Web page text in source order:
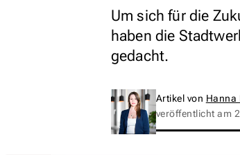
Um sich für die
haben die
gedacht.
Artikel von Hanna
veröffentlicht am